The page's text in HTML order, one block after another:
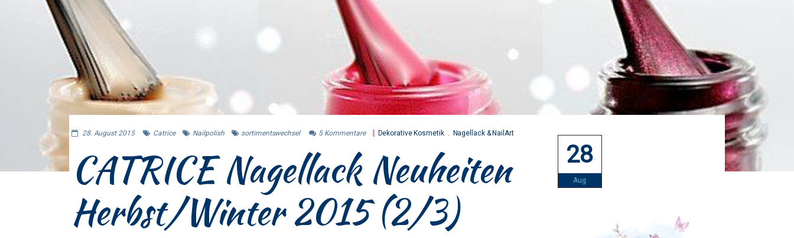
Dekorative Kosmetik Nagellack & NailArt
28. August 2015 Catrice Nailpolish sortimentswechsel 5 Kommentare
CATRICE Nagellack Neuheiten
Herbst/Winter 2015 (2/3)
28
Aug